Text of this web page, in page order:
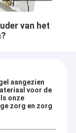
van het
aangezien
voor de
onze
zorg en zorg